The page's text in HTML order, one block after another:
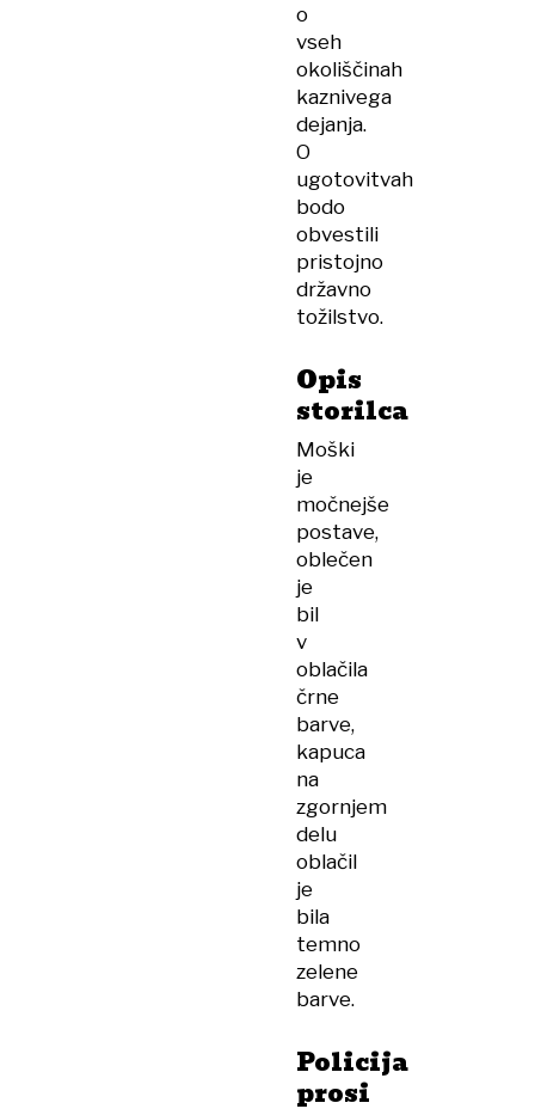
o
vseh
okoliščinah
kaznivega
dejanja.
O
ugotovitvah
bodo
obvestili
pristojno
državno
tožilstvo.
Opis
storilca
Moški
je
močnejše
postave,
oblečen
je
bil
v
oblačila
črne
barve,
kapuca
na
zgornjem
delu
oblačil
je
bila
temno
zelene
barve.
Policija
prosi